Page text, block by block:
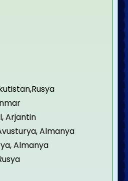
Arjantin
Almanya
Almanya